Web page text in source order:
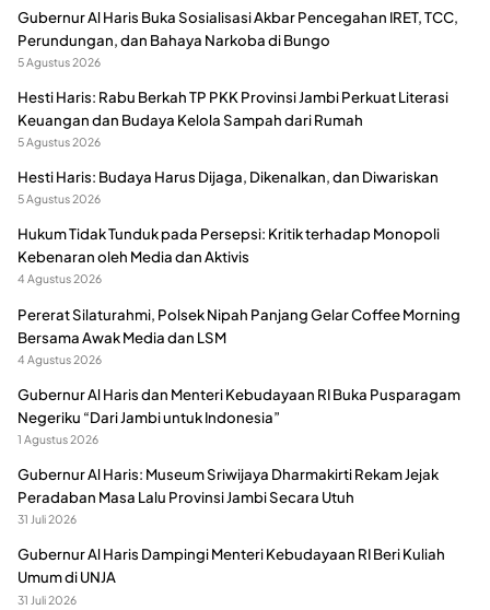
Gubernur Al Haris Buka Sosialisasi Akbar Pencegahan IRET, TCC,
Perundungan, dan Bahaya Narkoba di Bungo
5 Agustus 2026
Hesti Haris: Rabu Berkah TP PKK Provinsi Jambi Perkuat Literasi
Keuangan dan Budaya Kelola Sampah dari Rumah
5 Agustus 2026
Hesti Haris: Budaya Harus Dijaga, Dikenalkan, dan Diwariskan
5 Agustus 2026
Hukum Tidak Tunduk pada Persepsi: Kritik terhadap Monopoli
Kebenaran oleh Media dan Aktivis
4 Agustus 2026
Pererat Silaturahmi, Polsek Nipah Panjang Gelar Coffee Morning
Bersama Awak Media dan LSM
4 Agustus 2026
Gubernur Al Haris dan Menteri Kebudayaan RI Buka Pusparagam
Negeriku “Dari Jambi untuk Indonesia”
1 Agustus 2026
Gubernur Al Haris: Museum Sriwijaya Dharmakirti Rekam Jejak
Peradaban Masa Lalu Provinsi Jambi Secara Utuh
31 Juli 2026
Gubernur Al Haris Dampingi Menteri Kebudayaan RI Beri Kuliah
Umum di UNJA
31 Juli 2026